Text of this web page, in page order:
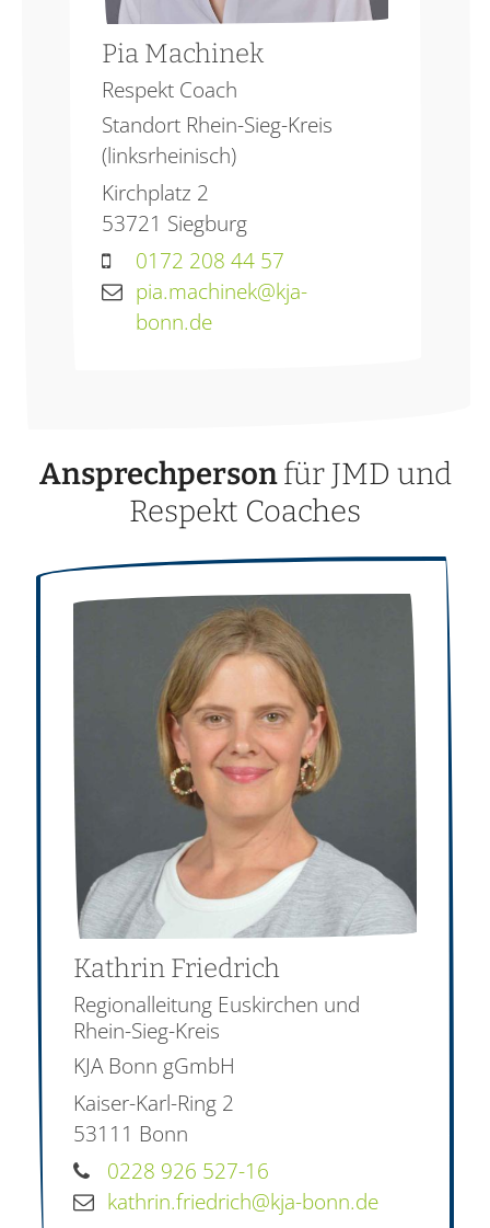
PiaMachinek
Respekt Coach
Standort Rhein-Sieg-Kreis
(linksrheinisch)
Kirchplatz 2
53721 Siegburg
0172 208 44 57
pia.machinek@kja-
bonn.de
Ansprechpersonfür JMD und
Respekt Coaches
KathrinFriedrich
Regionalleitung Euskirchen und
Rhein-Sieg-Kreis
KJA Bonn gGmbH
Kaiser-Karl-Ring 2
53111 Bonn
0228 926 527-16
kathrin.friedrich@kja-bonn.de